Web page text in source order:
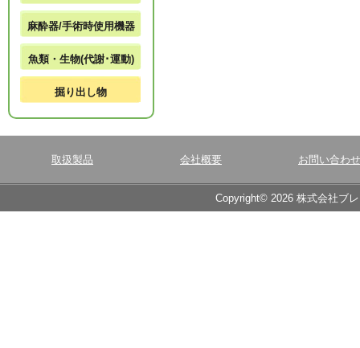
麻酔器/手術時使用機器
魚類・生物(代謝･運動)
掘り出し物
取扱製品 会社概要 お問い合わせ
Copyright© 2026 株式会社ブ